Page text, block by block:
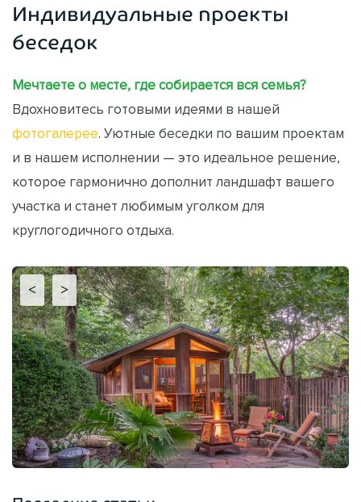
Индивидуальные проекты
беседок
Мечтаете о месте, где собирается вся семья?
Вдохновитесь готовыми идеями в нашей
фотогалерее. Уютные беседки по вашим проектам
и в нашем исполнении — это идеальное решение,
которое гармонично дополнит ландшафт вашего
участка и станет любимым уголком для
круглогодичного отдыха.
< >